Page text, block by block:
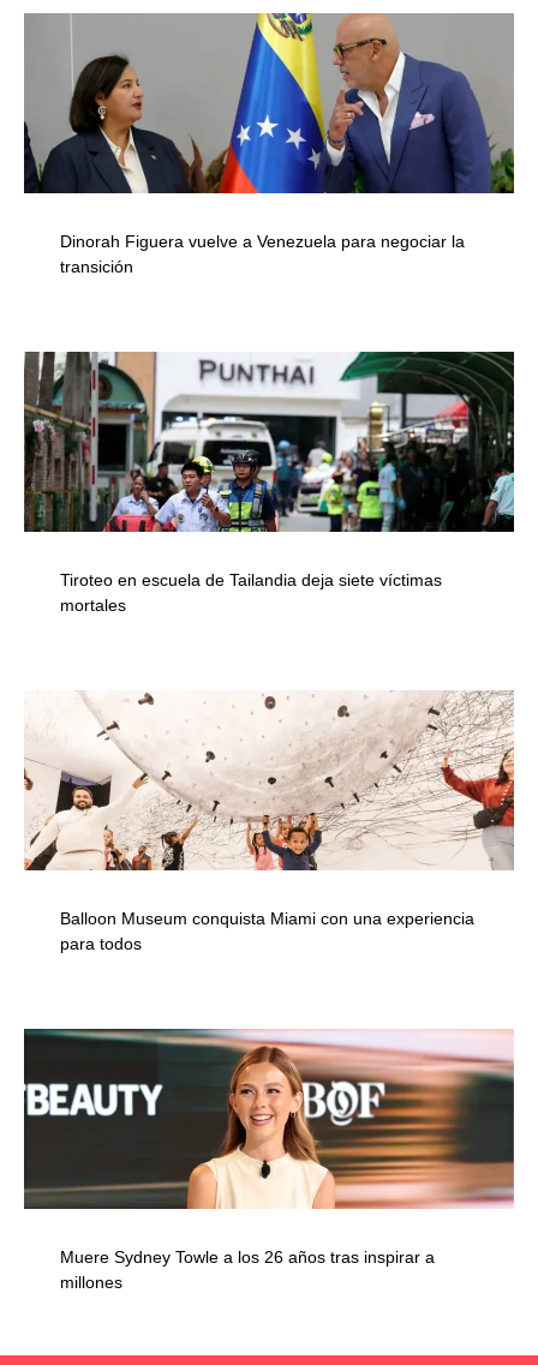
Dinorah Figuera vuelve a Venezuela para negociar la
transición
Tiroteo en escuela de Tailandia deja siete víctimas
mortales
Balloon Museum conquista Miami con una experiencia
para todos
Muere Sydney Towle a los 26 años tras inspirar a
millones